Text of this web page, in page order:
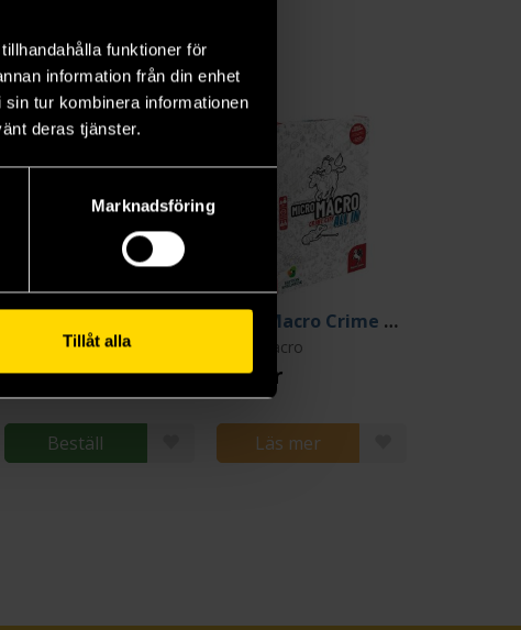
funktioner för
information från din enhet
tur kombinera informationen
deras tjänster.
Marknadsföring
Tillåt alla
Pegasus Spiele
529 kr
Beställ
MicroMacro Crime City All In
MicroMacro
339 kr
Läs mer